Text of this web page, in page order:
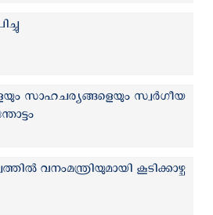
സാഹചര്യങ്ങളെയും സ്വർഗീയ
വനംമന്ത്രിയുമായി കൂടിക്കാഴ്ച